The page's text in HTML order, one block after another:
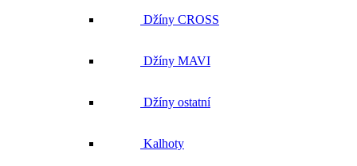
Džíny CROSS
Džíny MAVI
Džíny ostatní
Kalhoty